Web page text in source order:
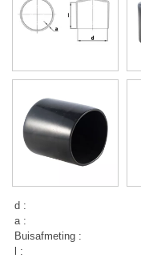
d :
a :
Buisafmeting :
l :